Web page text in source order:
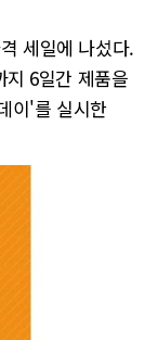
세일에 나섰다.
지 6일간 제품을
이'를 실시한